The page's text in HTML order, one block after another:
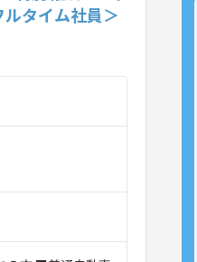
タイム社員＞